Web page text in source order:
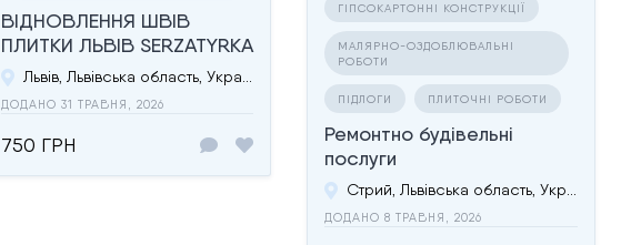
ВІДНОВЛЕННЯ ШВІВ
ПЛИТКИ ЛЬВІВ SERZATYRKA
Львів, Львівська область, Україна
ДОДАНО 31 ТРАВНЯ, 2026
750 ГРН
ГІПСОКАРТОННІ КОНСТРУКЦІЇ
МАЛЯРНО-ОЗДОБЛЮВАЛЬНІ
РОБОТИ
ПІДЛОГИ ПЛИТОЧНІ РОБОТИ
Ремонтно будівельні
послуги
Стрий, Львівська область, Україна
ДОДАНО 8 ТРАВНЯ, 2026